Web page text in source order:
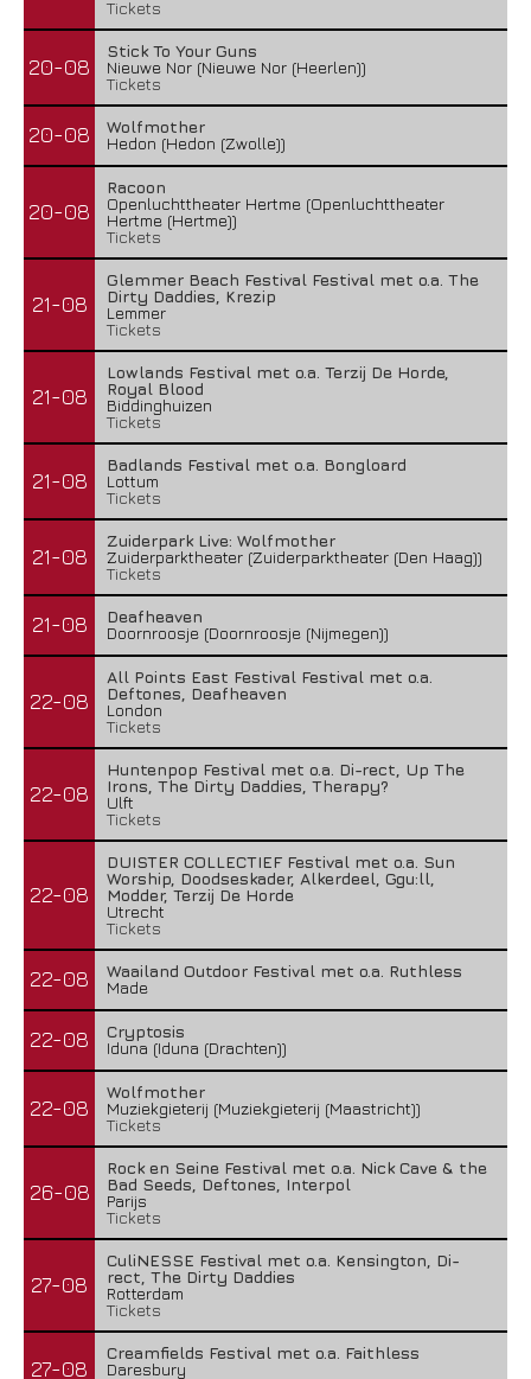
Tickets
20-08
Stick To Your Guns
Nieuwe Nor (Nieuwe Nor (Heerlen))
Tickets
20-08
Wolfmother
Hedon (Hedon (Zwolle))
20-08
Racoon
Openluchttheater Hertme (Openluchttheater
Hertme (Hertme))
Tickets
21-08
Glemmer Beach Festival Festival met o.a. The
Dirty Daddies, Krezip
Lemmer
Tickets
21-08
Lowlands Festival met o.a. Terzij De Horde,
Royal Blood
Biddinghuizen
Tickets
21-08
Badlands Festival met o.a. Bongloard
Lottum
Tickets
21-08
Zuiderpark Live: Wolfmother
Zuiderparktheater (Zuiderparktheater (Den Haag))
Tickets
21-08
Deafheaven
Doornroosje (Doornroosje (Nijmegen))
22-08
All Points East Festival Festival met o.a.
Deftones, Deafheaven
London
Tickets
22-08
Huntenpop Festival met o.a. Di-rect, Up The
Irons, The Dirty Daddies, Therapy?
Ulft
Tickets
22-08
DUISTER COLLECTIEF Festival met o.a. Sun
Worship, Doodseskader, Alkerdeel, Ggu:ll,
Modder, Terzij De Horde
Utrecht
Tickets
22-08
Waailand Outdoor Festival met o.a. Ruthless
Made
22-08
Cryptosis
Iduna (Iduna (Drachten))
22-08
Wolfmother
Muziekgieterij (Muziekgieterij (Maastricht))
Tickets
26-08
Rock en Seine Festival met o.a. Nick Cave & the
Bad Seeds, Deftones, Interpol
Parijs
Tickets
27-08
CuliNESSE Festival met o.a. Kensington, Di-
rect, The Dirty Daddies
Rotterdam
Tickets
27-08
Creamfields Festival met o.a. Faithless
Daresbury